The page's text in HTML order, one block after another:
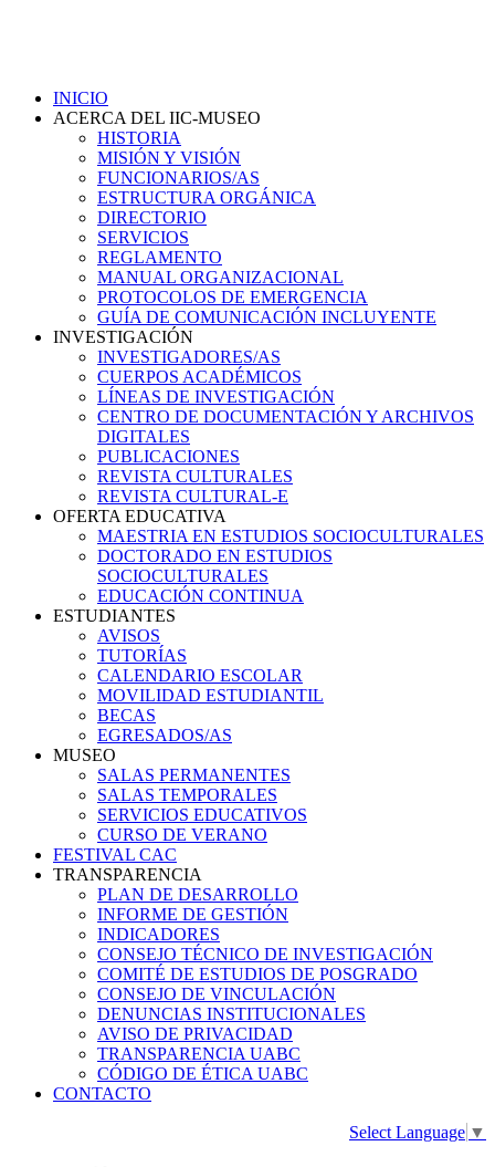
INICIO
ACERCA DEL IIC-MUSEO
HISTORIA
MISIÓN Y VISIÓN
FUNCIONARIOS/AS
ESTRUCTURA ORGÁNICA
DIRECTORIO
SERVICIOS
REGLAMENTO
MANUAL ORGANIZACIONAL
PROTOCOLOS DE EMERGENCIA
GUÍA DE COMUNICACIÓN INCLUYENTE
INVESTIGACIÓN
INVESTIGADORES/AS
CUERPOS ACADÉMICOS
LÍNEAS DE INVESTIGACIÓN
CENTRO DE DOCUMENTACIÓN Y ARCHIVOS
DIGITALES
PUBLICACIONES
REVISTA CULTURALES
REVISTA CULTURAL-E
OFERTA EDUCATIVA
MAESTRIA EN ESTUDIOS SOCIOCULTURALES
DOCTORADO EN ESTUDIOS
SOCIOCULTURALES
EDUCACIÓN CONTINUA
ESTUDIANTES
AVISOS
TUTORÍAS
CALENDARIO ESCOLAR
MOVILIDAD ESTUDIANTIL
BECAS
EGRESADOS/AS
MUSEO
SALAS PERMANENTES
SALAS TEMPORALES
SERVICIOS EDUCATIVOS
CURSO DE VERANO
FESTIVAL CAC
TRANSPARENCIA
PLAN DE DESARROLLO
INFORME DE GESTIÓN
INDICADORES
CONSEJO TÉCNICO DE INVESTIGACIÓN
COMITÉ DE ESTUDIOS DE POSGRADO
CONSEJO DE VINCULACIÓN
DENUNCIAS INSTITUCIONALES
AVISO DE PRIVACIDAD
TRANSPARENCIA UABC
CÓDIGO DE ÉTICA UABC
CONTACTO
Select Language ▼